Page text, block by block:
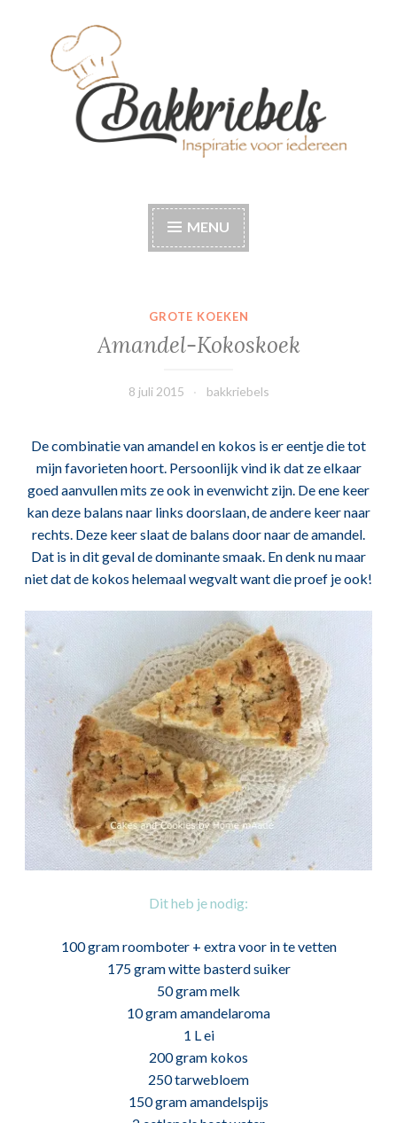
Bakkriebels
MENU
GROTE KOEKEN
Amandel-Kokoskoek
8 juli 2015 bakkriebels
De combinatie van amandel en kokos is er eentje die tot
mijn favorieten hoort. Persoonlijk vind ik dat ze elkaar
goed aanvullen mits ze ook in evenwicht zijn. De ene keer
kan deze balans naar links doorslaan, de andere keer naar
rechts. Deze keer slaat de balans door naar de amandel.
Dat is in dit geval de dominante smaak. En denk nu maar
niet dat de kokos helemaal wegvalt want die proef je ook!
Dit heb je nodig:
100 gram roomboter + extra voor in te vetten
175 gram witte basterd suiker
50 gram melk
10 gram amandelaroma
1 L ei
200 gram kokos
250 tarwebloem
150 gram amandelspijs